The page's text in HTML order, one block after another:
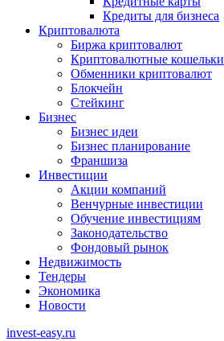
Кредиты для бизнеса
Криптовалюта
Биржа криптовалют
Криптовалютные кошельки
Обменники криптовалют
Блокчейн
Стейкинг
Бизнес
Бизнес идеи
Бизнес планирование
Франшиза
Инвестиции
Акции компаний
Венчурные инвестиции
Обучение инвестициям
Законодательство
Фондовый рынок
Недвижимость
Тендеры
Экономика
Новости
invest-easy.ru